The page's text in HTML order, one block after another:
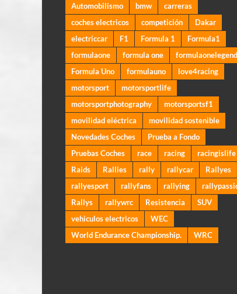
Automobilismo bmw
carreras
coches electricos
competición
Dakar
electriccar
F1 Formula 1
Formula1
formulaone
formula one
formulaonelegend
Formula Uno
formulauno
love4racing
motorsport
motorsportlife
motorsportphotography
motorsportsf1
movilidad eléctrica
movilidad sostenible
Novedades Coches
Prueba a Fondo
Pruebas Coches
race racing
racingislife
Raids
Rallies rally rallycar
Rallyes
rallyesport
rallyfans rallying
Rallys
rallywrc Resistencia
SUV
vehiculos electricos
WEC
World Endurance Championship.
WRC